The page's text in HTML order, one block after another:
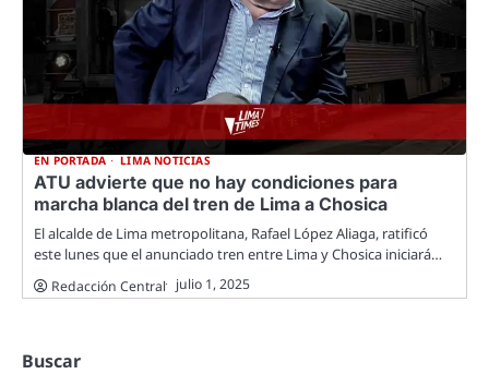
EN PORTADA LIMA NOTICIAS
ATU advierte que no hay condiciones para
marcha blanca del tren de Lima a Chosica
El alcalde de Lima metropolitana, Rafael López Aliaga, ratificó
este lunes que el anunciado tren entre Lima y Chosica iniciará…
Redacción Central julio 1, 2025
Buscar